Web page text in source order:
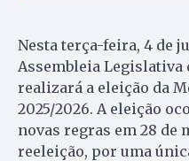
Nesta terça-feira, 4 de
Assembleia Legislativa
realizará a eleição da
2025/2026. A eleição
novas regras em 28 de
reeleição, por uma